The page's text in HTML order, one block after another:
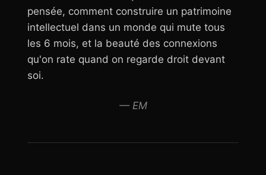
pensée, comment construire un patrimoine
intellectuel dans un monde qui mute tous
les 6 mois, et la beauté des connexions
qu'on rate quand on regarde droit devant
soi.
— EM